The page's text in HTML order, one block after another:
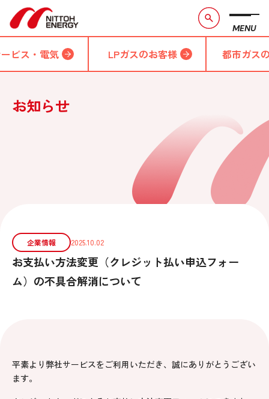
MENU
ビス・電気 LPガスのお客様 都市ガス
お知らせ
企業情報 2025.10.02
お支払い方法変更（クレジット払い申込フォー
ム）の不具合解消について
平素より弊社サービスをご利用いただき、誠にありがとうござい
ます。